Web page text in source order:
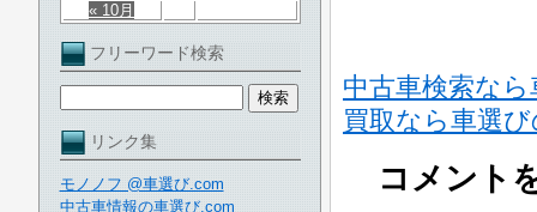
« 10月
フリーワード検索
リンク集
モノノフ @車選び.com
中古車情報の車選び.com
中古車検索な
買取なら車選
コメント